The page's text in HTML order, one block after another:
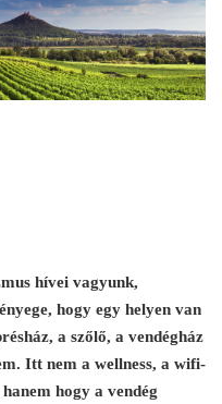
hívei vagyunk,
hogy egy helyen van
a szőlő, a vendégház
Itt nem a wellness, a wifi-
hogy a vendég